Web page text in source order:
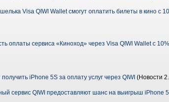
Visa QIWI Wallet смогут оплатить билеты в кино с
оплаты сервиса «Киноход» через Visa QIWI Wallet с
iPhone 5S за оплату услуг через QIWI (Новости
сервис QIWI предоставляют шанс на выигрыш iPhone